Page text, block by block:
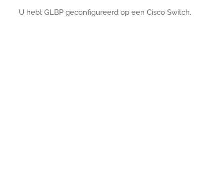
U hebt GLBP geconfigureerd op een Cisco Switch.